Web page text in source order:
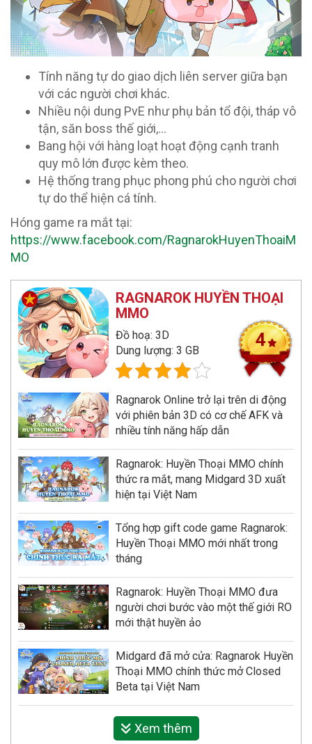
Tính năng tự do giao dịch liên server giữa bạn
với các người chơi khác.
Nhiều nội dung PvE như phụ bản tổ đội, tháp vô
tận, săn boss thế giới,…
Bang hội với hàng loạt hoạt động cạnh tranh
quy mô lớn được kèm theo.
Hệ thống trang phục phong phú cho người chơi
tự do thể hiện cá tính.
Hóng game ra mắt tại:
https://www.facebook.com/RagnarokHuyenThoaiM
MO
RAGNAROK HUYỀN THOẠI
MMO
Đồ hoạ: 3D
Dung lượng: 3 GB
4
Ragnarok Online trở lại trên di động
với phiên bản 3D có cơ chế AFK và
nhiều tính năng hấp dẫn
Ragnarok: Huyền Thoại MMO chính
thức ra mắt, mang Midgard 3D xuất
hiện tại Việt Nam
Tổng hợp gift code game Ragnarok:
Huyền Thoại MMO mới nhất trong
tháng
Ragnarok: Huyền Thoại MMO đưa
người chơi bước vào một thế giới RO
mới thật huyền ảo
Midgard đã mở cửa: Ragnarok Huyền
Thoại MMO chính thức mở Closed
Beta tại Việt Nam
Xem thêm